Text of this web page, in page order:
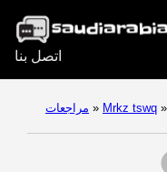
اتصل بنا
مراجعات » Mrkz tswq »